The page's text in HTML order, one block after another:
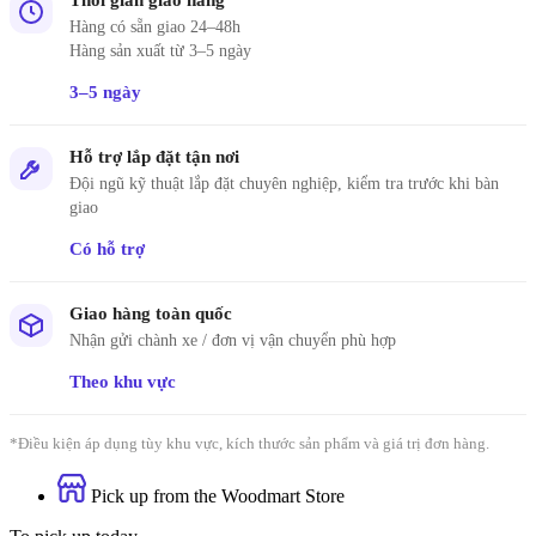
Hàng có sẵn giao 24–48h
Hàng sản xuất từ 3–5 ngày
3–5 ngày
Hỗ trợ lắp đặt tận nơi
Đội ngũ kỹ thuật lắp đặt chuyên nghiệp, kiểm tra trước khi bàn
giao
Có hỗ trợ
Giao hàng toàn quốc
Nhận gửi chành xe / đơn vị vận chuyển phù hợp
Theo khu vực
*Điều kiện áp dụng tùy khu vực, kích thước sản phẩm và giá trị đơn hàng.
Pick up from the Woodmart Store